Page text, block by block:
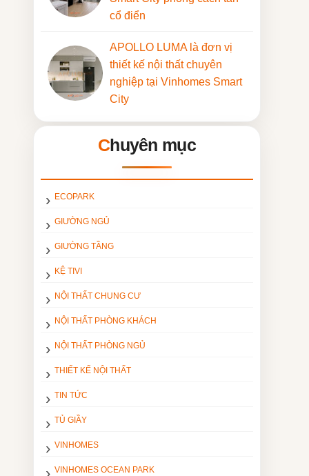
cổ điển
APOLLO LUMA là đơn vị
thiết kế nội thất chuyên
nghiệp tại Vinhomes Smart
City
Chuyên mục
ECOPARK
GIƯỜNG NGỦ
GIƯỜNG TẦNG
KỆ TIVI
NỘI THẤT CHUNG CƯ
NỘI THẤT PHÒNG KHÁCH
NỘI THẤT PHÒNG NGỦ
THIẾT KẾ NỘI THẤT
TIN TỨC
TỦ GIẦY
VINHOMES
VINHOMES OCEAN PARK